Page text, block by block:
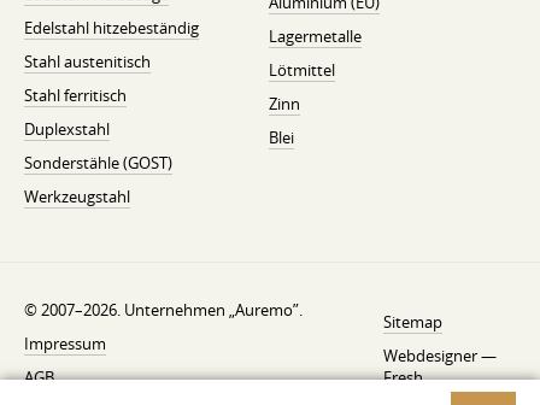
Edelstahl hitzebeständig
Stahl austenitisch
Stahl ferritisch
Duplexstahl
Sonderstähle (GOST)
Werkzeugstahl
Lagermetalle
Lötmittel
Zinn
Blei
© 2007–2026. Unternehmen „Auremo”.
Impressum
AGB
Sitemap
Webdesigner —
Fresh